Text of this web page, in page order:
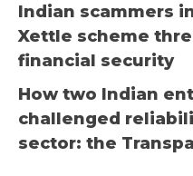
Indian scammers
Xettle scheme
financial security
How two Indian
challenged
sector: the